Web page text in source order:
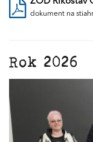
dokument na
Rok 2026